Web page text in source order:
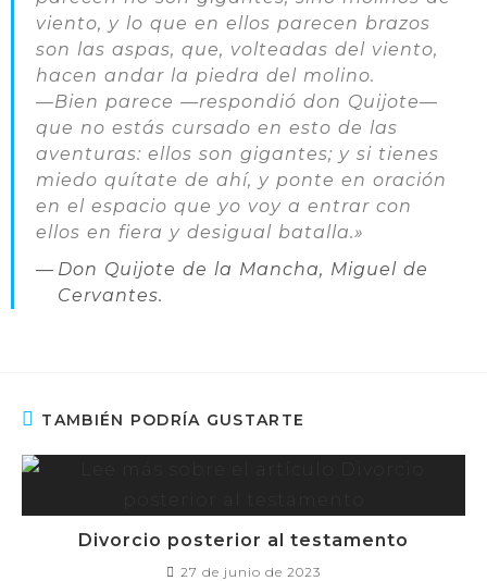
viento, y lo que en ellos parecen brazos
son las aspas, que, volteadas del viento,
hacen andar la piedra del molino.
—Bien parece —respondió don Quijote—
que no estás cursado en esto de las
aventuras: ellos son gigantes; y si tienes
miedo quítate de ahí, y ponte en oración
en el espacio que yo voy a entrar con
ellos en fiera y desigual batalla.»
Don Quijote de la Mancha, Miguel de
Cervantes.
TAMBIÉN PODRÍA GUSTARTE
Divorcio posterior al testamento
27 de junio de 2023